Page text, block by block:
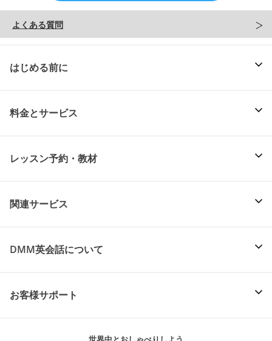
よくある質問
はじめる前に
料金とサービス
レッスン予約・教材
関連サービス
DMM英会話について
お客様サポート